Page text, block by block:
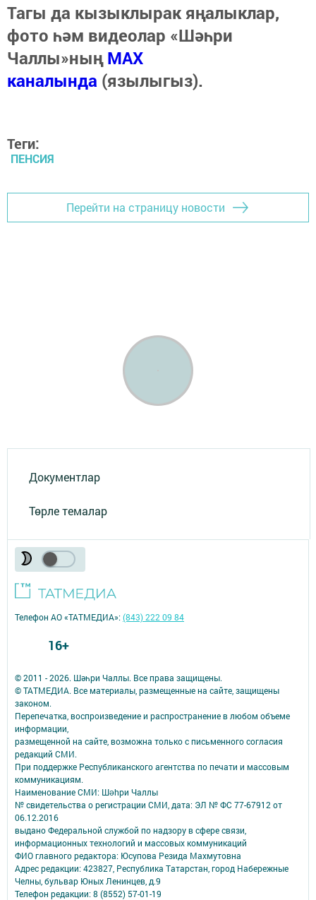
Тагы да кызыклырак яңалыклар,
фото һәм видеолар «Шәһри
Чаллы»ныңMAX
каналында (язылыгыз).
Теги:
ПЕНСИЯ
Перейти на страницу новости
Документлар
Төрле темалар
© 2011 - 2026. Шәһри Чаллы. Все права защищены.
© ТАТМЕДИА. Все материалы, размещенные на сайте, защищены
законом.
Перепечатка, воспроизведение и распространение в любом объеме
информации,
размещенной на сайте, возможна только с письменного согласия
редакций СМИ.
При поддержке Республиканского агентства по печати и массовым
коммуникациям.
Наименование СМИ: Шəhри Чаллы
№ свидетельства о регистрации СМИ, дата: ЭЛ № ФС 77-67912 от
06.12.2016
выдано Федеральной службой по надзору в сфере связи,
информационных технологий и массовых коммуникаций
ФИО главного редактора: Юсупова Резида Махмутовна
Адрес редакции: 423827, Республика Татарстан, город Набережные
Челны, бульвар Юных Ленинцев, д.9
Телефон редакции: 8 (8552) 57-01-19
Телефон АО «ТАТМЕДИА»:(843) 222 09 84
16+